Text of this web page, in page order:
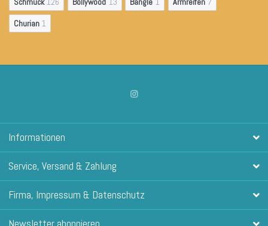
Churian 1
Informationen
Service, Versand & Zahlung
Firma, Impressum & Datenschutz